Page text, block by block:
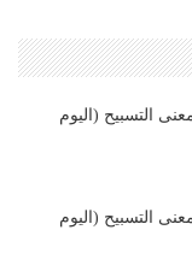
التسبيح (اليوم
التسبيح (اليوم